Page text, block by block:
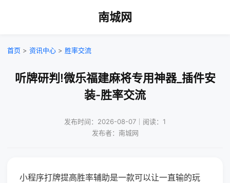
南城网
首页 > 资讯中心 > 胜率交流
听牌研判!微乐福建麻将专用神器_插件安
装-胜率交流
发布时间：2026-08-07｜阅读：1
发布者：南城网
小程序打牌提高胜率辅助是一款可以让一直输的玩